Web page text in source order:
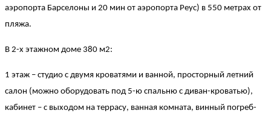
аэропорта Барселоны и 20 мин от аэропорта Реус) в 550 метрах от
пляжа.
В 2-х этажном доме 380 м2:
1 этаж – студио с двумя кроватями и ванной, просторный летний
салон (можно оборудовать под 5-ю спальню с диван-кроватью),
кабинет – с выходом на террасу, ванная комната, винный погреб-